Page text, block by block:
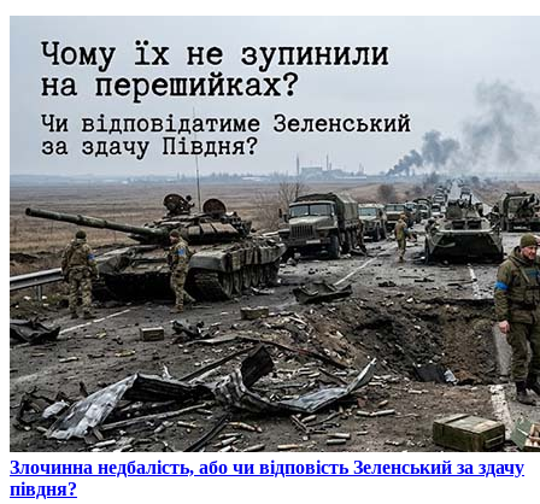
​Злочинна недбалість, або чи відповість Зеленський за здачу
півдня?